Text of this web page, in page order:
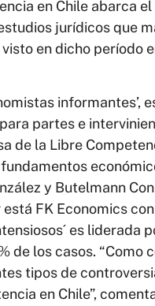
en Chile abarca
jurídicos que
en dicho período
informantes’,
partes e
de la Libre
y Butelmann
FK Economics
es liderada
de los casos. “Como
tipos de
en Chile”,